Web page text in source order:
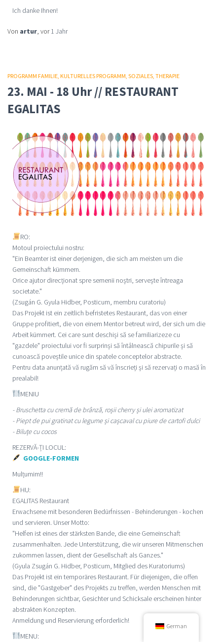
Ich danke Ihnen!
Von artur, vor1 Jahr
PROGRAMM FAMILIE KULTURELLES PROGRAMM SOZIALES THERAPIE
23. MAI - 18 Uhr // RESTAURANT
EGALITAS
RO:
Motoul proiectului nostru:
"Ein Beamter ist einer derjenigen, die sich am meisten um die
Gemeinschaft kümmern.
Orice ajutor direcționat spre semenii noștri, servește întreaga
societate."
(Zsugán G. Gyula Hidber, Posticum, membru curatoriu)
Das Projekt ist ein zeitlich befristetes Restaurant, das von einer
Gruppe profitiert, die von einem Mentor betreut wird, der sich um die
Arbeit kümmert. Cei care sunt deschiși să se familiarizeze cu
"gazdele" proiectului vor fi surprinși să întâlnească chipurile și să
cunoască poveștile unice din spatele conceptelor abstracte.
Pentru data anunțată vă rugăm să vă înscrieți și să rezervați o masă în
prealabil!
MENIU
- Bruschetta cu cremă de brânză, roșii cherry și ulei aromatizat
- Piept de pui gratinat cu legume și cașcaval cu piure de cartofi dulci
- Biluțe cu cocos
REZERVĂ-ȚI LOCUL:
GOOGLE-FORMEN
Mulțumim!!
HU:
EGALITAS Restaurant
Erwachsene mit besonderen Bedürfnissen - Behinderungen - kochen
und servieren. Unser Motto:
"Helfen ist eines der stärksten Bande, die eine Gemeinschaft
zusammenhalten. Jede Unterstützung, die wir unseren Mitmenschen
zukommen lassen, dient der Gesellschaft als Ganzes."
(Gyula Zsugán G. Hidber, Posticum, Mitglied des Kuratoriums)
Das Projekt ist ein temporäres Restaurant. Für diejenigen, die offen
sind, die "Gastgeber" des Projekts zu treffen, werden Menschen mit
Behinderungen sichtbar, Gesichter und Schicksale erscheinen hinter
abstrakten Konzepten.
Anmeldung und Reservierung erforderlich!
MENU:
German